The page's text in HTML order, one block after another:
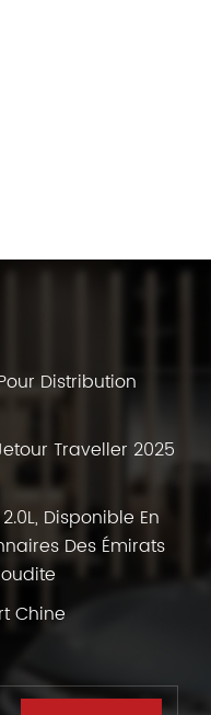
Distribution
Traveller 2025
Disponible En
Des Émirats
Chine